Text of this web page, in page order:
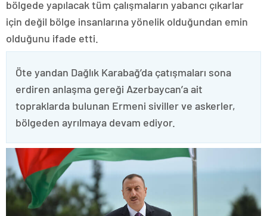
bölgede yapılacak tüm çalışmaların yabancı çıkarlar
için değil bölge insanlarına yönelik olduğundan emin
olduğunu ifade etti.
Öte yandan Dağlık Karabağ’da çatışmaları sona
erdiren anlaşma gereği Azerbaycan’a ait
topraklarda bulunan Ermeni siviller ve askerler,
bölgeden ayrılmaya devam ediyor.